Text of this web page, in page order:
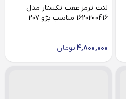
لنت ترمز عقب تکستار مدل
1620200416 مناسب پژو 207
4,800,000 تومان